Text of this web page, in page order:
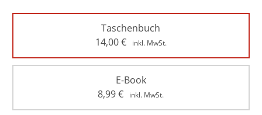
Taschenbuch
14,00€ inkl. MwSt.
E-Book
8,99€ inkl. MwSt.